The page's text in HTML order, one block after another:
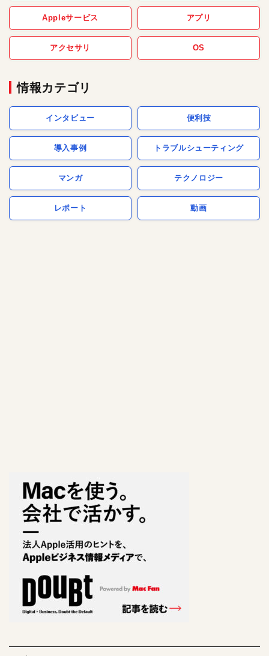
Appleサービス アプリ
アクセサリ OS
情報カテゴリ
インタビュー 便利技
導入事例 トラブルシューティング
マンガ テクノロジー
レポート 動画